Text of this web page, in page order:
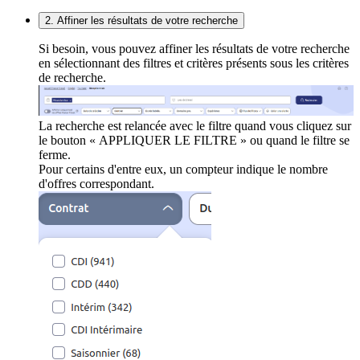
2. Affiner les résultats de votre recherche
Si besoin, vous pouvez affiner les résultats de votre recherche
en sélectionnant des filtres et critères présents sous les critères
de recherche.
La recherche est relancée avec le filtre quand vous cliquez sur
le bouton « APPLIQUER LE FILTRE » ou quand le filtre se
ferme.
Pour certains d'entre eux, un compteur indique le nombre
d'offres correspondant.